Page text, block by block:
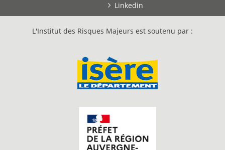
Linkedin
L'Institut des Risques Majeurs est soutenu par :